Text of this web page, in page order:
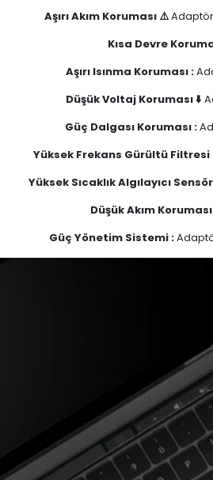
Aşırı Akım Koruması ⚠️Adaptör,
Kısa Devre
Aşırı Isınma Koruması :
Düşük Voltaj Koruması ⬇️
Güç Dalgası Koruması :
Yüksek Frekans Gürültü Filtresi
Yüksek Sıcaklık Algılayıcı
Düşük Akım
Güç Yönetim Sistemi :